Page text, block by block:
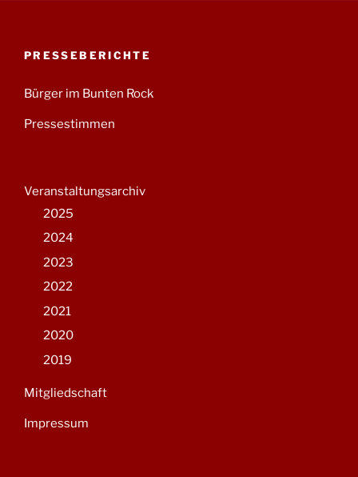
PRESSEBERICHTE
Bürger im Bunten Rock
Pressestimmen
Veranstaltungsarchiv
2025
2024
2023
2022
2021
2020
2019
Mitgliedschaft
Impressum